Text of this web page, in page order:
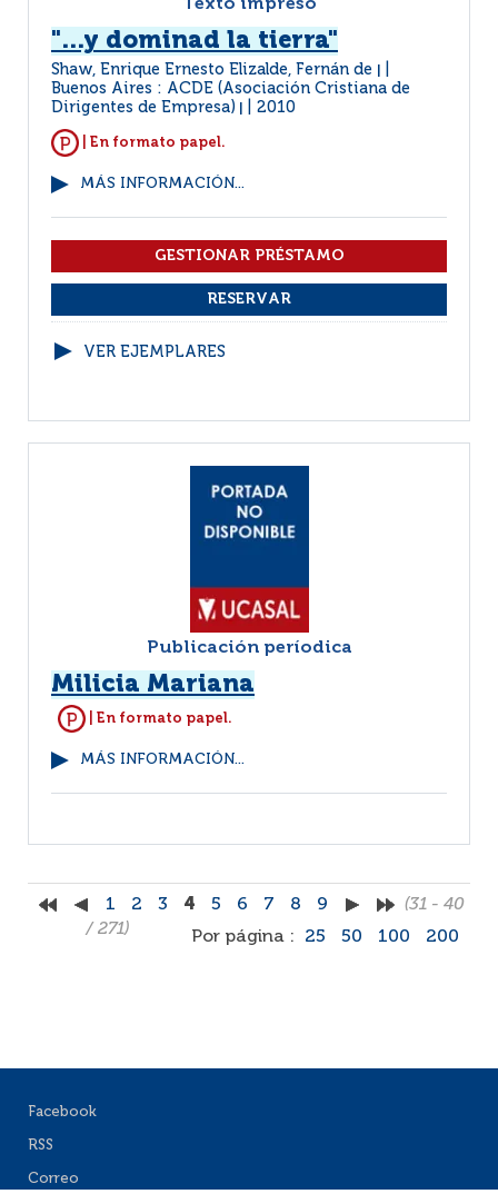
Texto impreso
"...y dominad la tierra"
Shaw, Enrique Ernesto Elizalde, Fernán de
Buenos Aires : ACDE (Asociación Cristiana de
Dirigentes de Empresa)
2010
| En formato papel.
MÁS INFORMACIÓN...
VER EJEMPLARES
Publicación períodica
Milicia Mariana
| En formato papel.
MÁS INFORMACIÓN...
1 2 3 4 5 6 7 8 9
(31 - 40
/ 271)
Por página : 25 50 100 200
Facebook
RSS
Correo